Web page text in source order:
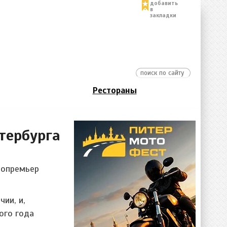
добавить
в
закладки
Рестораны
и,
года